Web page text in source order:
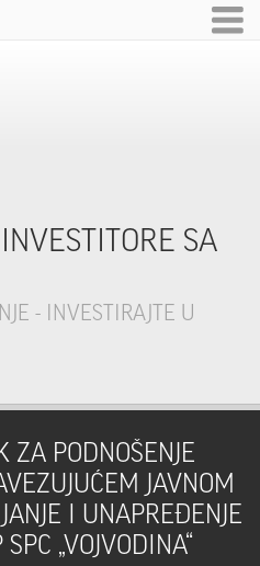
- INVESTIRAJTE U
ZA PODNOŠENJE
JAVNOM
I UNAPREĐENJE
„VOJVODINA“